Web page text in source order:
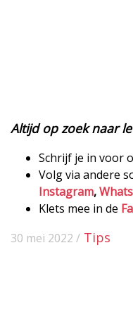
Altijd op zoek naar
Schrijf je in voor
Volg via andere
Instagram,
Klets mee in de
30 mei 2022 / Tips